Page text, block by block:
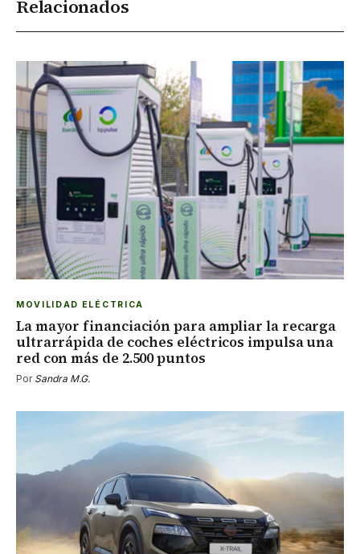
Relacionados
MOVILIDAD ELÉCTRICA
La mayor financiación para ampliar la recarga
ultrarrápida de coches eléctricos impulsa una
red con más de 2.500 puntos
Por Sandra M.G.